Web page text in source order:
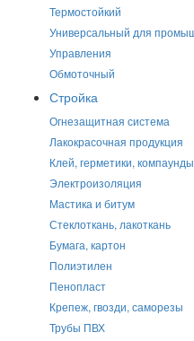
Термостойкий
Универсальный для
Управления
Обмоточный
Стройка
Огнезащитная система
Лакокрасочная продукция
Клей, герметики,
Электроизоляция
Мастика и битум
Стеклоткань, лакоткань
Бумага, картон
Полиэтилен
Пенопласт
Крепеж, гвозди, саморезы
Трубы ПВХ